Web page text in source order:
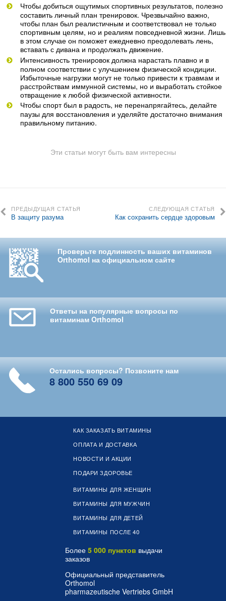
Чтобы добиться ощутимых спортивных результатов, полезно
составить личный план тренировок. Чрезвычайно важно,
чтобы план был реалистичным и соответствовал не только
спортивным целям, но и реалиям повседневной жизни. Лишь
в этом случае он поможет ежедневно преодолевать лень,
вставать с дивана и продолжать движение.
Интенсивность тренировок должна нарастать плавно и в
полном соответствии с улучшением физической кондиции.
Избыточные нагрузки могут не только привести к травмам и
расстройствам иммунной системы, но и выработать стойкое
отвращение к любой физической активности.
Чтобы спорт был в радость, не перенапрягайтесь, делайте
паузы для восстановления и уделяйте достаточно внимания
правильному питанию.
Эти статьи могут быть вам интересны
ПРЕДЫДУЩАЯ СТАТЬЯ
В защиту разума
СЛЕДУЮЩАЯ СТАТЬЯ
Как сохранить сердце здоровым
Проверьте подлинность ваших витаминов
Orthomol на официальном сайте
Ответы на популярные вопросы по
витаминам Orthomol
Остались вопросы? Позвоните нам
8 800 550 69 09
КАК ЗАКАЗАТЬ ВИТАМИНЫ
ОПЛАТА И ДОСТАВКА
НОВОСТИ И АКЦИИ
ПОДАРИ ЗДОРОВЬЕ
ВИТАМИНЫ ДЛЯ ЖЕНЩИН
ВИТАМИНЫ ДЛЯ МУЖЧИН
ВИТАМИНЫ ДЛЯ ДЕТЕЙ
ВИТАМИНЫ ПОСЛЕ 40
Более 5 000 пунктов выдачи
заказов
Официальный представитель
Orthomol
pharmazeutische Vertriebs GmbH